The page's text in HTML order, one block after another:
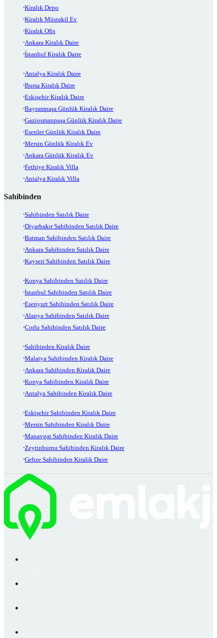
Kiralık Depo
Kiralık Müstakil Ev
Kiralık Ofis
Ankara Kiralık Daire
İstanbul Kiralık Daire
Antalya Kiralık Daire
Bursa Kiralık Daire
Eskişehir Kiralık Daire
Bayrampaşa Günlük Kiralık Daire
Gaziosmanpaşa Günlük Kiralık Daire
Esenler Günlük Kiralık Daire
Mersin Günlük Kiralık Ev
Ankara Günlük Kiralık Ev
Fethiye Kiralık Villa
Antalya Kiralık Villa
Sahibinden
Sahibinden Satılık Daire
Diyarbakır Sahibinden Satılık Daire
Batman Sahibinden Satılık Daire
Ankara Sahibinden Satılık Daire
Kayseri Sahibinden Satılık Daire
Konya Sahibinden Satılık Daire
İstanbul Sahibinden Satılık Daire
Esenyurt Sahibinden Satılık Daire
Alanya Sahibinden Satılık Daire
Çorlu Sahibinden Satılık Daire
Sahibinden Kiralık Daire
Malatya Sahibinden Kiralık Daire
Ankara Sahibinden Kiralık Daire
Konya Sahibinden Kiralık Daire
Antalya Sahibinden Kiralık Daire
Eskişehir Sahibinden Kiralık Daire
Mersin Sahibinden Kiralık Daire
Manavgat Sahibinden Kiralık Daire
Zeytinburnu Sahibinden Kiralık Daire
Gebze Sahibinden Kiralık Daire